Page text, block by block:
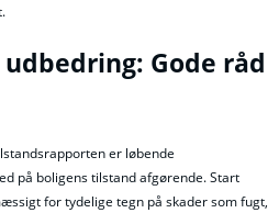
udbedring: Gode råd
er løbende
på boligens tilstand afgørende. Start
for tydelige tegn på skader som fugt,